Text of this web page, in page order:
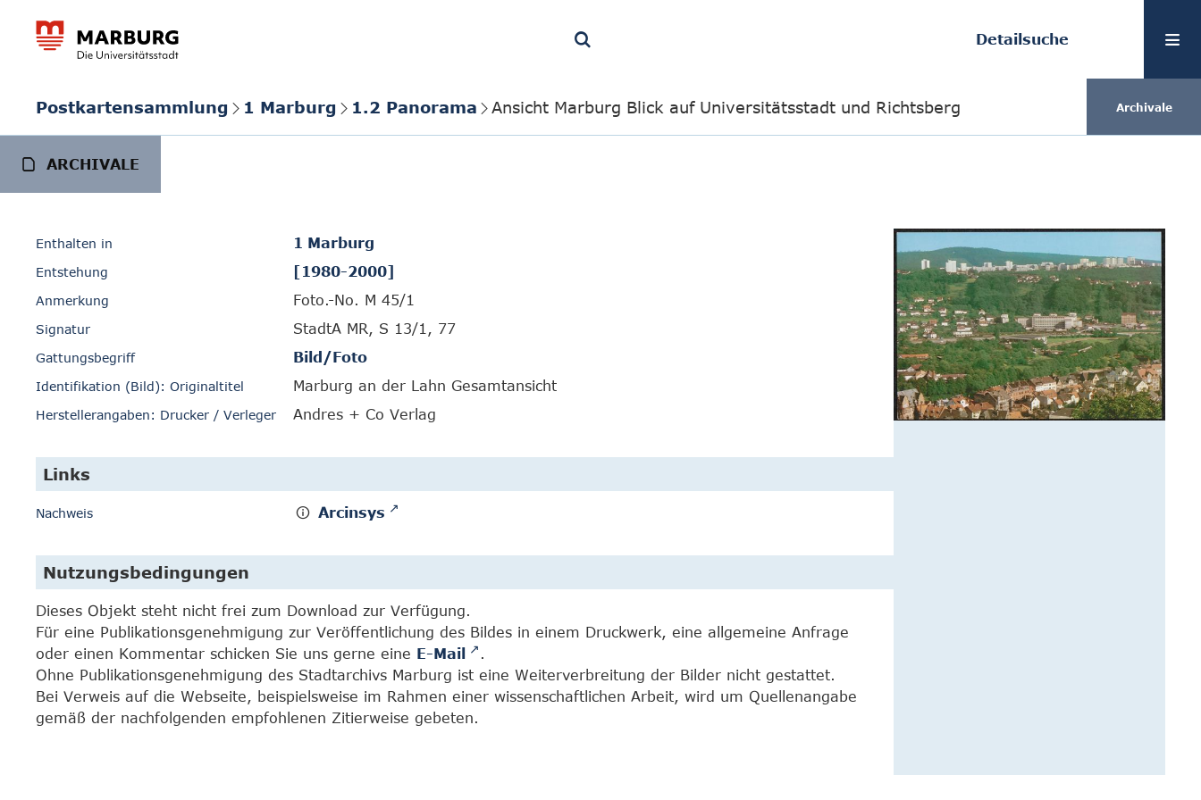
Detailsuche
Postkartensammlung 1 Marburg 1.2 Panorama Ansicht Marburg Blick auf Universitätsstadt und Richtsberg Archivale
ARCHIVALE
Enthalten in 1 Marburg
Entstehung [1980-2000]
Anmerkung Foto.-No. M 45/1
Signatur StadtA MR, S 13/1, 77
Gattungsbegriff Bild/Foto
Identifikation (Bild): Originaltitel Marburg an der Lahn Gesamtansicht
Herstellerangaben: Drucker / Verleger Andres + Co Verlag
Links
Nachweis Arcinsys
Nutzungsbedingungen
Dieses Objekt steht nicht frei zum Download zur Verfügung.
Für eine Publikationsgenehmigung zur Veröffentlichung des Bildes in einem Druckwerk, eine allgemeine Anfrage
oder einen Kommentar schicken Sie uns gerne eine E-Mail
.
Ohne Publikationsgenehmigung des Stadtarchivs Marburg ist eine Weiterverbreitung der Bilder nicht gestattet.
Bei Verweis auf die Webseite, beispielsweise im Rahmen einer wissenschaftlichen Arbeit, wird um Quellenangabe
gemäß der nachfolgenden empfohlenen Zitierweise gebeten.